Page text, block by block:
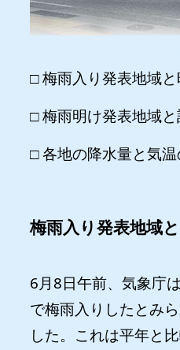
□ 梅雨入り発表地域
□ 梅雨明け発表地域
□ 各地の降水量と気
梅雨入り発表地域
6月8日午前、気象庁
で梅雨入りしたとみ
した。これは平年と